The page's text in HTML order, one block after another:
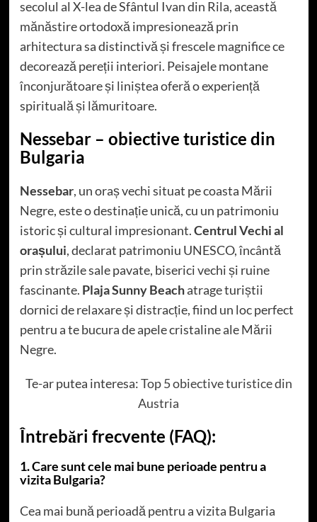
secolul al X-lea de Sfântul Ivan din Rila, această
mănăstire ortodoxă impresionează prin
arhitectura sa distinctivă și frescele magnifice ce
decorează pereții interiori. Peisajele montane
înconjurătoare și liniștea oferă o experiență
spirituală și lămuritoare.
Nessebar – obiective turistice din
Bulgaria
Nessebar, un oraș vechi situat pe coasta Mării
Negre, este o destinație unică, cu un patrimoniu
istoric și cultural impresionant.Centrul Vechi al
orașului, declarat patrimoniu UNESCO, încântă
prin străzile sale pavate, biserici vechi și ruine
fascinante. Plaja Sunny Beachatrage turiștii
dornici de relaxare și distracție, fiind un loc perfect
pentru a te bucura de apele cristaline ale Mării
Negre.
Te-ar putea interesa:Top 5 obiective turistice din
Austria
Întrebări frecvente (FAQ):
1. Care sunt cele mai bune perioade pentru a
vizita Bulgaria?
Cea mai bună perioadă pentru a vizita Bulgaria